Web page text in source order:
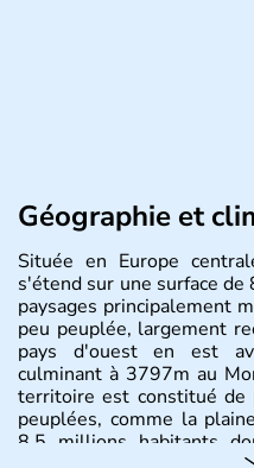
Géographie et
Située en Europe
s'étend sur une surface
paysages principalement
peu peuplée, largement
pays d'ouest en est
culminant à 3797m au
territoire est constitué
peuplées, comme la
8.5 millions habitants